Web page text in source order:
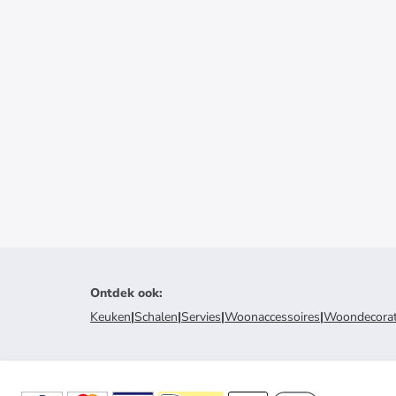
Ontdek ook:
Keuken|Schalen|Servies|Woonaccessoires|